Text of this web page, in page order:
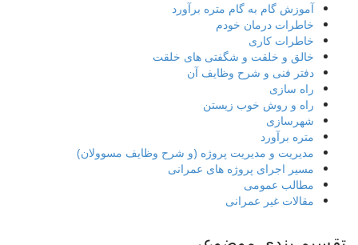
آموزش گام به گام متره برآورد
خاطرات درمان خودم
خاطرات کاری
خالق و خلقت و شگفتی های خلقت
دفتر فنی و شرح وظایف آن
راه سازی
راه و روش خوب زیستن
شهرسازی
متره برآورد
مدیریت و مدیریت پروژه (و شرح وظایف مسوولان)
مسیر اجرای پروژه های عمرانی
مطالب عمومی
مقالات غیر عمرانی